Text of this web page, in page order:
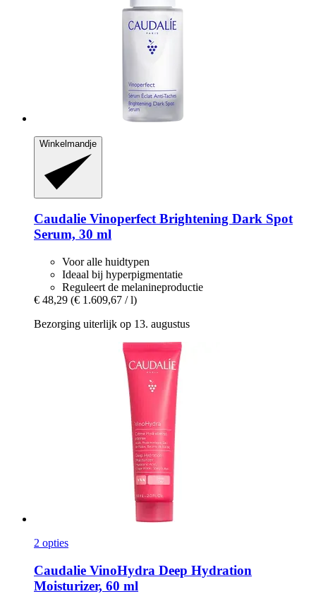
Winkelmandje
Caudalie Vinoperfect Brightening Dark Spot
Serum, 30 ml
Voor alle huidtypen
Ideaal bij hyperpigmentatie
Reguleert de melanineproductie
€ 48,29 (€ 1.609,67 / l)
Bezorging uiterlijk op 13. augustus
2 opties
Caudalie VinoHydra Deep Hydration
Moisturizer, 60 ml